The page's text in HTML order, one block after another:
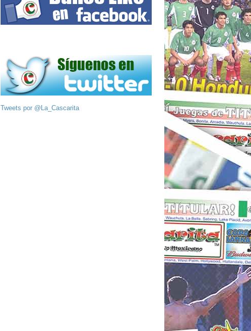
Tweets por @La_Cascarita